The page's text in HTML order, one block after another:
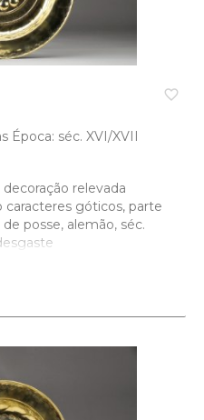
favorite_border
Época: séc. XVI/XVII
relevada
caracteres góticos, parte
posse, alemão, séc.
x largura) - 39,5 cm